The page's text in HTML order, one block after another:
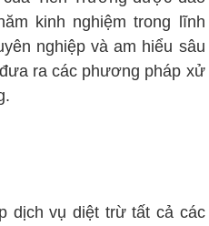
kinh nghiệm trong lĩnh
nghiệp và am hiểu sâu
ra các phương pháp xử
vụ diệt trừ tất cả các